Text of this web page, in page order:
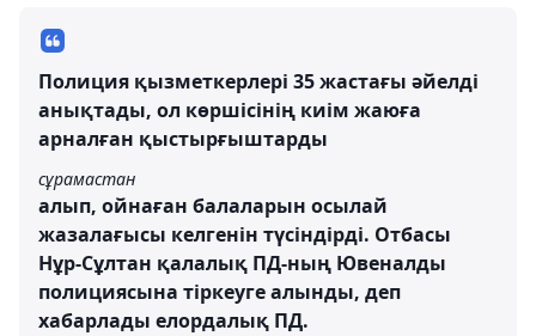
Полиция қызметкерлері 35 жастағы әйелді
анықтады, ол көршісінің киім жаюға
арналған қыстырғыштарды
сұрамастан
алып, ойнаған балаларын осылай
жазалағысы келгенін түсіндірді. Отбасы
Нұр-Сұлтан қалалық ПД-ның Ювеналды
полициясына тіркеуге алынды, деп
хабарлады елордалық ПД.